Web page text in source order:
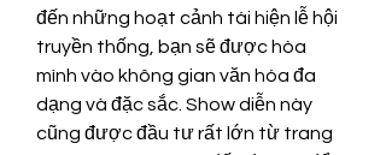
đến những hoạt cảnh tái hiện lễ hội
truyền thống, bạn sẽ được hòa
mình vào không gian văn hóa đa
dạng và đặc sắc. Show diễn này
cũng được đầu tư rất lớn từ trang